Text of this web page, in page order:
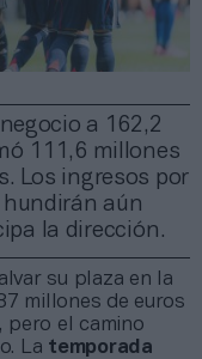
a 162,2
111,6 millones
Los ingresos por
hundirán aún
la dirección.
su plaza en la
millones de euros
el camino
La temporada